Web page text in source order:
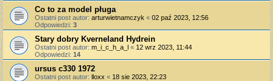
Co to za model pługa
Ostatni post autor: arturwietnamczyk « 02 paź 2023, 12:56
Odpowiedzi: 3
Stary dobry Kverneland Hydrein
Ostatni post autor: m_i_c_h_a_l « 12 wrz 2023, 11:44
Odpowiedzi: 14
ursus c330 1972
Ostatni post autor: lloxx « 18 sie 2023, 22:23